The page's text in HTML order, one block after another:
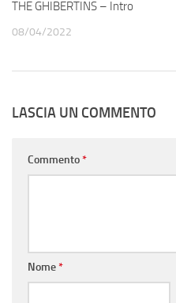
THE GHIBERTINS – Intro
08/04/2022
LASCIA UN COMMENTO
Commento*
Nome*